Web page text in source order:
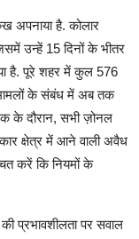
अपनाया है. कोलार
उन्हें 15 दिनों के भीतर
है. पूरे शहर में कुल 576
के संबंध में अब तक
के दौरान, सभी ज़ोनल
क्षेत्र में आने वाली अवैध
करें कि नियमों के
की प्रभावशीलता पर सवाल